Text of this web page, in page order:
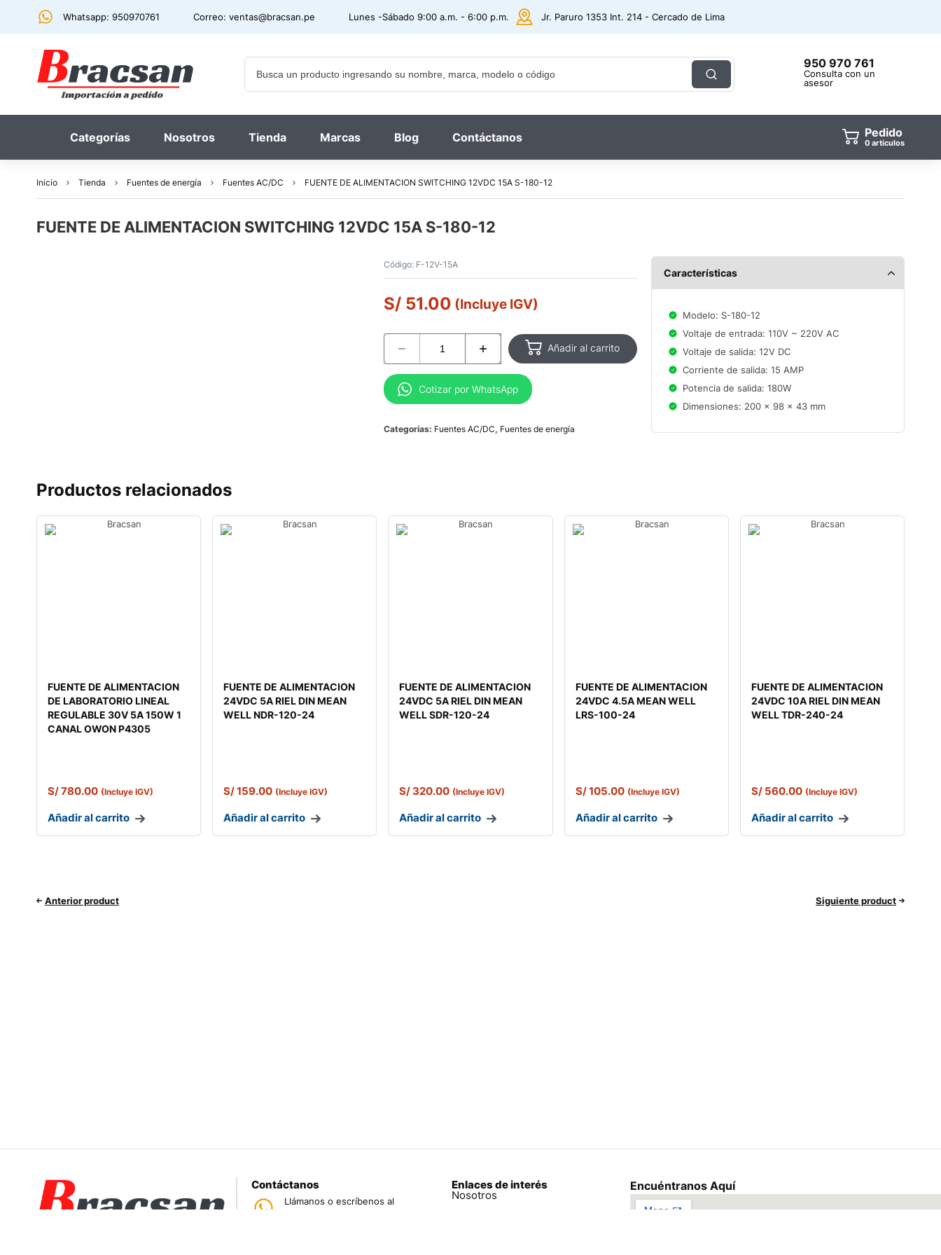
Whatsapp: 950970761 Correo: ventas@bracsan.pe Lunes -Sábado 9:00 a.m. - 6:00 p.m. Jr. Paruro 1353 Int. 214 - Cercado de Lima
950 970 761
Consulta con un
asesor
Categorías Nosotros Tienda Marcas Blog Contáctanos Pedido
artículos
Inicio Tienda Fuentes de energía Fuentes AC/DC FUENTE DE ALIMENTACION SWITCHING 12VDC 15A S-180-12
FUENTE DE ALIMENTACION SWITCHING 12VDC 15A S-180-12
Código: F-12V-15A
S/ 51.00 (Incluye IGV)
Añadir al carrito
Cotizar por WhatsApp
Categorías: Fuentes AC/DC, Fuentes de energía
Características
Modelo: S-180-12
Voltaje de entrada: 110V ~ 220V AC
Voltaje de salida: 12V DC
Corriente de salida: 15 AMP
Potencia de salida: 180W
Dimensiones: 200 x 98 x 43 mm
Productos relacionados
FUENTE DE ALIMENTACION
DE LABORATORIO LINEAL
REGULABLE 30V 5A 150W 1
CANAL OWON P4305
S/780.00 (Incluye IGV)
Añadir al carrito
FUENTE DE ALIMENTACION
24VDC 5A RIEL DIN MEAN
WELL NDR-120-24
S/159.00 (Incluye IGV)
Añadir al carrito
FUENTE DE ALIMENTACION
24VDC 5A RIEL DIN MEAN
WELL SDR-120-24
S/320.00 (Incluye IGV)
Añadir al carrito
FUENTE DE ALIMENTACION
24VDC 4.5A MEAN WELL
LRS-100-24
S/105.00 (Incluye IGV)
Añadir al carrito
FUENTE DE ALIMENTACION
24VDC 10A RIEL DIN MEAN
WELL TDR-240-24
S/560.00 (Incluye IGV)
Añadir al carrito
Anterior product Siguiente product
Contáctanos
Llámanos o escríbenos al
Enlaces de interés
Nosotros
Encuéntranos Aquí